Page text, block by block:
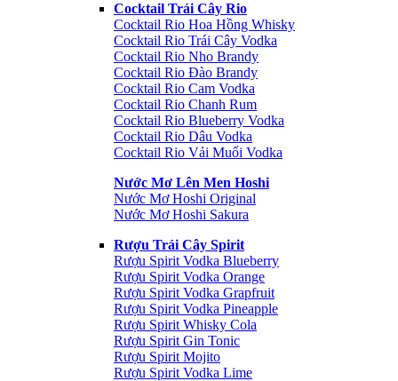
Cocktail Trái Cây Rio
Cocktail Rio Hoa Hồng Whisky
Cocktail Rio Trái Cây Vodka
Cocktail Rio Nho Brandy
Cocktail Rio Đào Brandy
Cocktail Rio Cam Vodka
Cocktail Rio Chanh Rum
Cocktail Rio Blueberry Vodka
Cocktail Rio Dâu Vodka
Cocktail Rio Vải Muối Vodka
Nước Mơ Lên Men Hoshi
Nước Mơ Hoshi Original
Nước Mơ Hoshi Sakura
Rượu Trái Cây Spirit
Rượu Spirit Vodka Blueberry
Rượu Spirit Vodka Orange
Rượu Spirit Vodka Grapfruit
Rượu Spirit Vodka Pineapple
Rượu Spirit Whisky Cola
Rượu Spirit Gin Tonic
Rượu Spirit Mojito
Rượu Spirit Vodka Lime